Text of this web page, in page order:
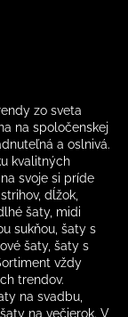
zo sveta
na spoločenskej
a oslnivá.
kvalitných
svoje si príde
dĺžok,
šaty, midi
sukňou, šaty s
šaty, šaty s
vždy
trendov.
na svadbu,
na večierok. V